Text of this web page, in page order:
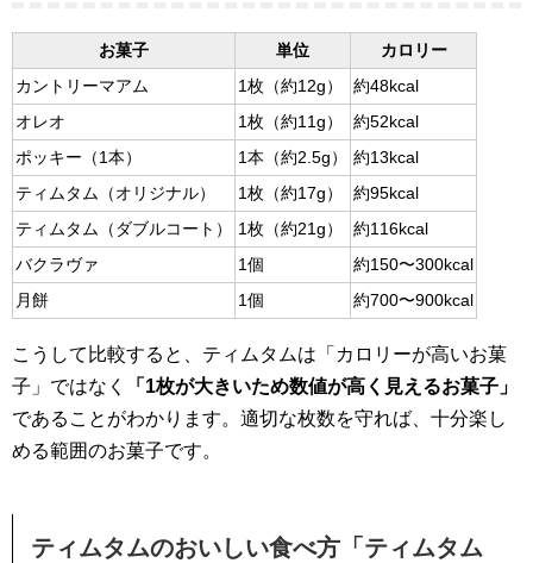
お菓子 単位
カロリー
カントリーマアム
1枚（約12g）
約48kcal
オレオ
1枚（約11g）
約52kcal
ポッキー（1本）
1本（約2.5g）
約13kcal
ティムタム（オリジナル）
1枚（約17g）
約95kcal
ティムタム（ダブルコート）
1枚（約21g）
約116kcal
バクラヴァ
1個
約150〜300kcal
月餅
1個 約700〜900kcal
こうして比較すると、ティムタムは「カロリーが高いお菓
子」ではなく
「1枚が大きいため数値が高く見えるお菓子」
であることがわかります。適切な枚数を守れば、十分楽し
める範囲のお菓子です。
ティムタムのおいしい食べ方「ティムタム